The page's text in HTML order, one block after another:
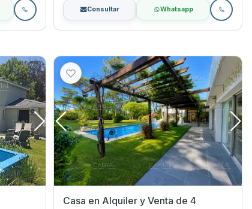
Consultar Whatsapp
Casa en Alquiler y Venta de 4